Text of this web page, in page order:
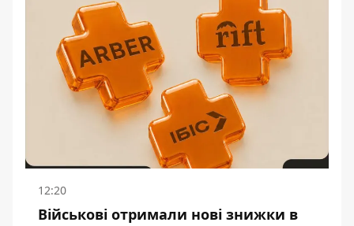
12:20
Військові отримали нові знижки в